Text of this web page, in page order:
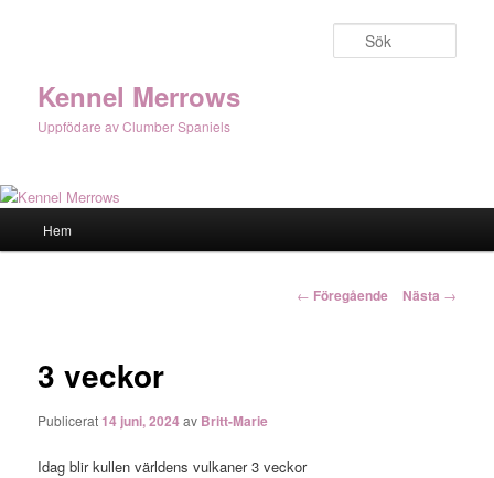
Kennel Merrows
Uppfödare av Clumber Spaniels
Hem
Inläggsnavigering
← Föregående Nästa →
3 veckor
Publicerat 14 juni, 2024av Britt-Marie
Idag blir kullen världens vulkaner 3 veckor